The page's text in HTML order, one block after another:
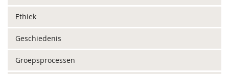
Ethiek
Geschiedenis
Groepsprocessen